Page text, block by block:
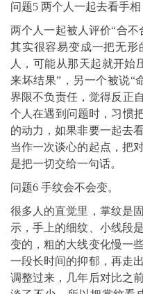
问题5 两个人一起去看手相
两个人一起被人评价“合不
其实很容易变成一把无形
人，可能从那天起就开始
来坏结果”，另一个被说“
界限不负责任，觉得反正
个人在遇到问题时，习惯
的动力，如果非要一起去
当作一次谈心的起点，把
是把一切交给一句话。
问题6 手纹会不会变。
很多人的直觉里，掌纹是
示，手上的细纹、小线段
变的，粗的大线变化慢一
一段长时间的抑郁，再走
调整过来，几年后对比之